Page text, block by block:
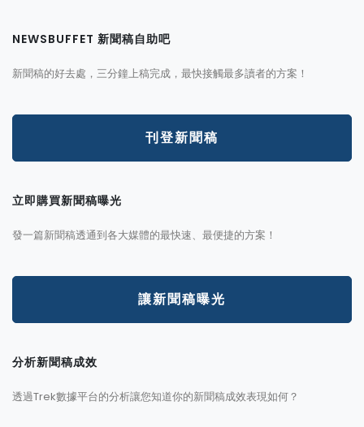
NEWSBUFFET 新聞稿自助吧
新聞稿的好去處，三分鐘上稿完成，最快接觸最多讀者的方案！
刊登新聞稿
立即購買新聞稿曝光
發一篇新聞稿透通到各大媒體的最快速、最便捷的方案！
讓新聞稿曝光
分析新聞稿成效
透過Trek數據平台的分析讓您知道你的新聞稿成效表現如何？